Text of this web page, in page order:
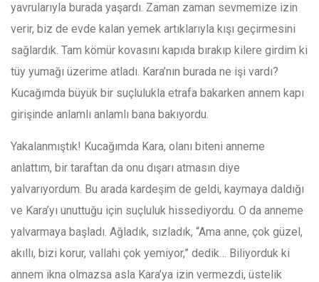
yavrularıyla burada yaşardı. Zaman zaman sevmemize izin
verir, biz de evde kalan yemek artıklarıyla kışı geçirmesini
sağlardık. Tam kömür kovasını kapıda bırakıp kilere girdim ki
tüy yumağı üzerime atladı. Kara’nın burada ne işi vardı?
Kucağımda büyük bir suçlulukla etrafa bakarken annem kapı
girişinde anlamlı anlamlı bana bakıyordu.
Yakalanmıştık! Kucağımda Kara, olanı biteni anneme
anlattım, bir taraftan da onu dışarı atmasın diye
yalvarıyordum. Bu arada kardeşim de geldi, kaymaya daldığı
ve Kara’yı unuttuğu için suçluluk hissediyordu. O da anneme
yalvarmaya başladı. Ağladık, sızladık, “Ama anne, çok güzel,
akıllı, bizi korur, vallahi çok yemiyor,” dedik… Biliyorduk ki
annem ikna olmazsa asla Kara’ya izin vermezdi, üstelik